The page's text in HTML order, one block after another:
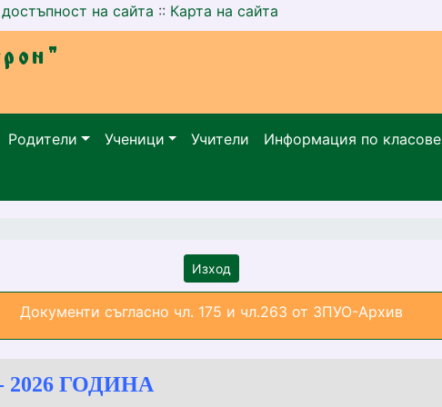
на сайта :: Карта на сайта
Родители Ученици Учители Информация по класове
Изход
Документи съгласно чл. 175 и чл.263 от ЗПУО-Архив
ГОДИНА